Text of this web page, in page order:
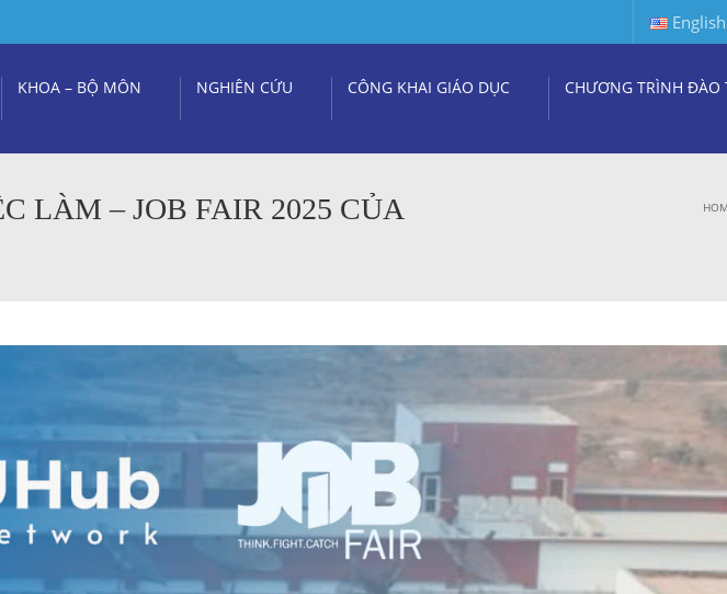
English
KHOA – BỘ MÔN NGHIÊN CỨU CÔNG KHAI GIÁO DỤC CHƯƠNG TRÌNH ĐÀO
LÀM – JOB FAIR 2025 CỦA